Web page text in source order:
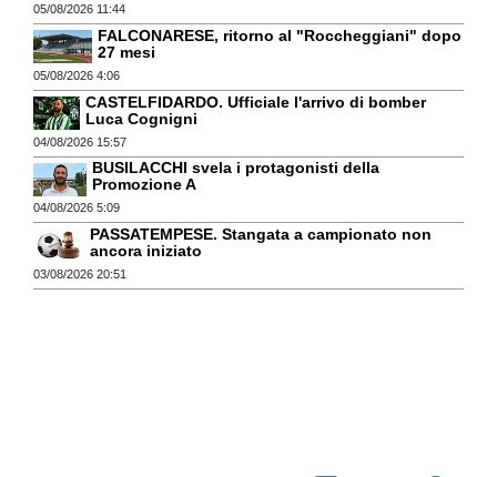
05/08/2026 11:44
FALCONARESE, ritorno al "Roccheggiani" dopo
27 mesi
05/08/2026 4:06
CASTELFIDARDO. Ufficiale l'arrivo di bomber
Luca Cognigni
04/08/2026 15:57
BUSILACCHI svela i protagonisti della
Promozione A
04/08/2026 5:09
PASSATEMPESE. Stangata a campionato non
ancora iniziato
03/08/2026 20:51